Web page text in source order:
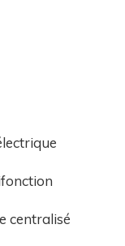
centralisé